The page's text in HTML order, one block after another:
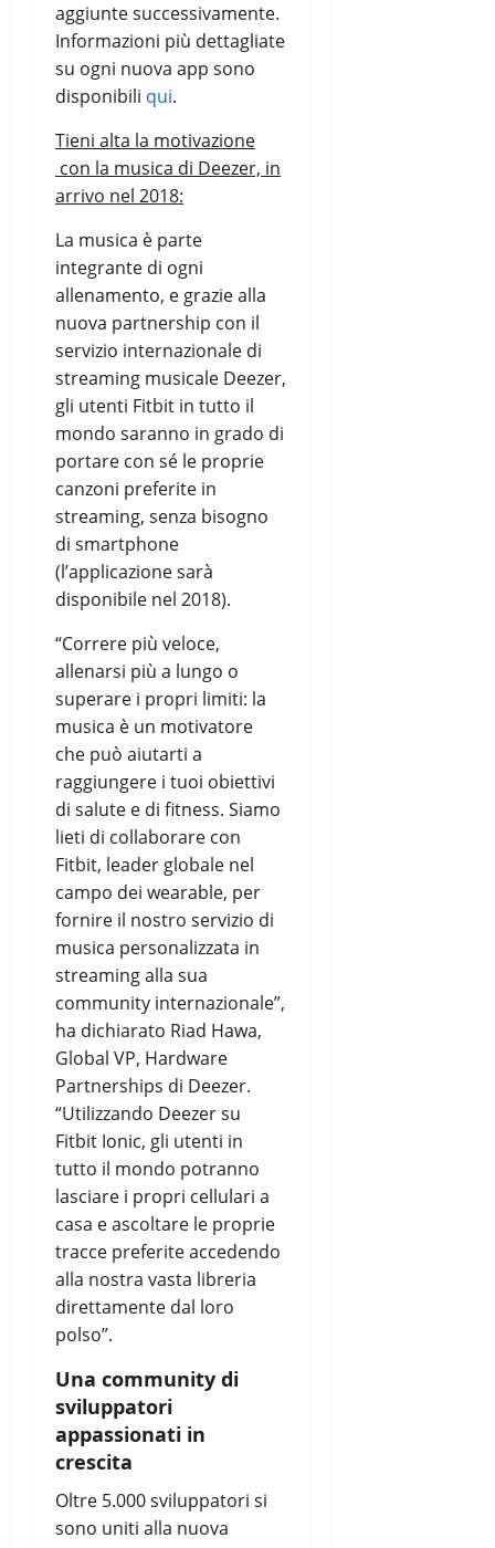
aggiunte successivamente.
Informazioni più dettagliate
su ogni nuova app sono
disponibili qui.
Tieni alta la motivazione
con la musica di Deezer, in
arrivo nel 2018:
La musica è parte
integrante di ogni
allenamento, e grazie alla
nuova partnership con il
servizio internazionale di
streaming musicale Deezer,
gli utenti Fitbit in tutto il
mondo saranno in grado di
portare con sé le proprie
canzoni preferite in
streaming, senza bisogno
di smartphone
(l’applicazione sarà
disponibile nel 2018).
“Correre più veloce,
allenarsi più a lungo o
superare i propri limiti: la
musica è un motivatore
che può aiutarti a
raggiungere i tuoi obiettivi
di salute e di fitness. Siamo
lieti di collaborare con
Fitbit, leader globale nel
campo dei wearable, per
fornire il nostro servizio di
musica personalizzata in
streaming alla sua
community internazionale”,
ha dichiarato Riad Hawa,
Global VP, Hardware
Partnerships di Deezer.
“Utilizzando Deezer su
Fitbit Ionic, gli utenti in
tutto il mondo potranno
lasciare i propri cellulari a
casa e ascoltare le proprie
tracce preferite accedendo
alla nostra vasta libreria
direttamente dal loro
polso”.
Una community di
sviluppatori
appassionati in
crescita
Oltre 5.000 sviluppatori si
sono uniti alla nuova